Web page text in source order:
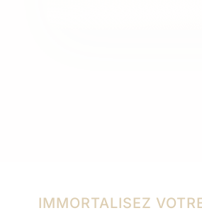
IMMORTALISEZ